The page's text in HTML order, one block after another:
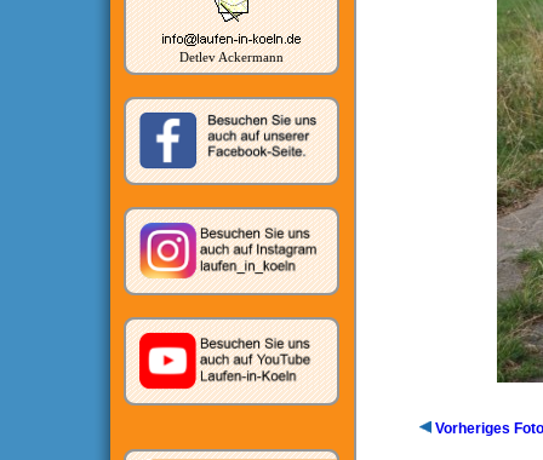
Detlev Ackermann
Vorheriges Foto